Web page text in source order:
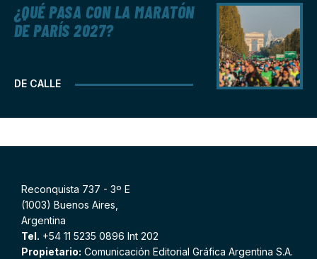
DE CALLE
¿QUÉ PASA CON LA MARATÓN
DE PARÍS 2027?
Reconquista 737 - 3º E
(1003) Buenos Aires,
Argentina
Tel. +54 11 5235 0896 Int 202
Propietario: Comunicación Editorial Gráfica Argentina S.A.